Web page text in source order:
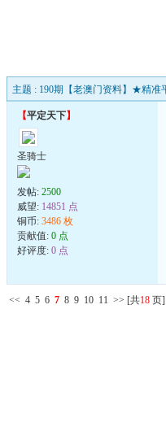
主题 : 190期【老澳门资料】★精准
【平定天下】
圣骑士
发帖: 2500
威望: 14851 点
铜币: 3486 枚
贡献值: 0 点
好评度: 0 点
<< 4 5 6 7 8 9 10 11 >> [共18